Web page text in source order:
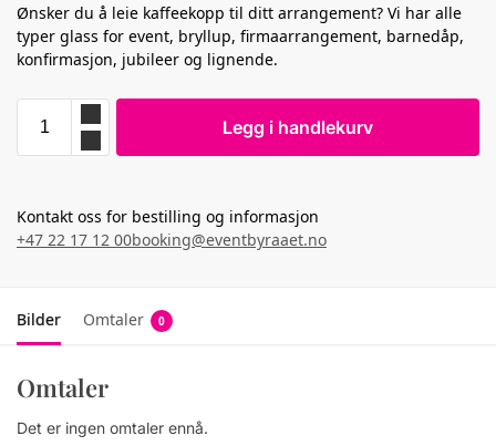
Ønsker du å leie kaffeekopp til ditt arrangement? Vi har alle
typer glass for event, bryllup, firmaarrangement, barnedåp,
konfirmasjon, jubileer og lignende.
Legg i handlekurv
Kontakt oss for bestilling og informasjon
+47 22 17 12 00booking@eventbyraaet.no
Bilder Omtaler 0
Omtaler
Det er ingen omtaler ennå.